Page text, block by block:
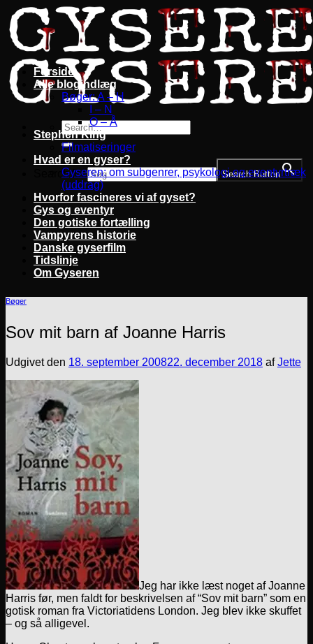
Fortsæt
til
indhold
Search for: Search Button
Forside
Alle blogindlæg
Bøger: A – H
I – N
O – Å
Stephen King
Filmatiseringer
Hvad er en gyser?
Gyseren: om subgenrer, psykologi og eventyrtræk
(uddrag)
Hvorfor fascineres vi af gyset?
Gys og eventyr
Den gotiske fortælling
Vampyrens historie
Danske gyserfilm
Tidslinje
Om Gyseren
Bøger
Sov mit barn af Joanne Harris
Udgivet den 18. september 200822. december 2018 afJette
Jeg har ikke læst noget af Joanne
Harris før, men faldt for beskrivelsen af “Sov mit barn” som en
gotisk roman fra Victoriatidens London. Jeg blev ikke skuffet
– og så alligevel.